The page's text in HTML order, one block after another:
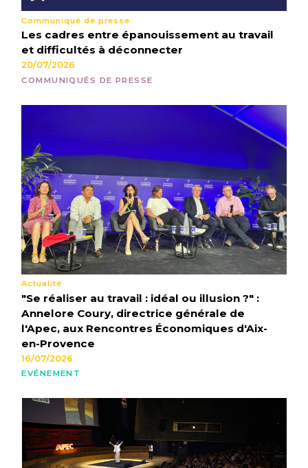
Communiqué de presse
Les cadres entre épanouissement au travail
et difficultés à déconnecter
20/07/2026
COMMUNIQUÉS DE PRESSE
Actualité
"Se réaliser au travail : idéal ou illusion ?" :
Annelore Coury, directrice générale de
l'Apec, aux Rencontres Économiques d'Aix-
en-Provence
16/07/2026
EVÉNEMENT